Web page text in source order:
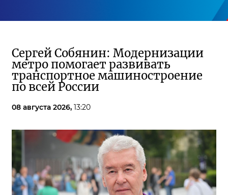
Сергей Собянин: Модернизации
метро помогает развивать
транспортное машиностроение
по всей России
08 августа 2026, 13:20